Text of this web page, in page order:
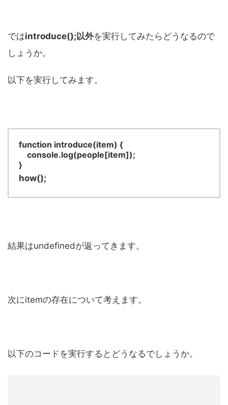
ではintroduce();以外を実行してみたらどうなるので
しょうか。
以下を実行してみます。
function introduce(item) {
console.log(people[item]);
}
how();
結果はundefinedが返ってきます。
次にitemの存在について考えます。
以下のコードを実行するとどうなるでしょうか。